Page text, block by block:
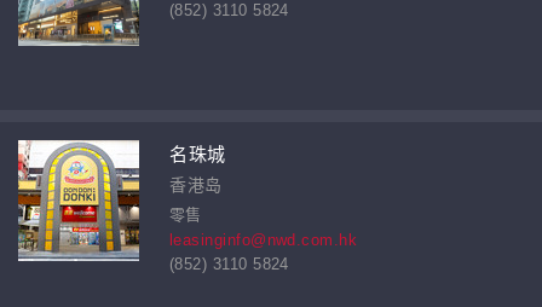
(852) 3110 5824
名珠城
香港岛
零售
leasinginfo@nwd.com.hk
(852) 3110 5824